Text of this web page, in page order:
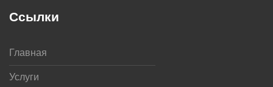
Ссылки
Главная
Услуги